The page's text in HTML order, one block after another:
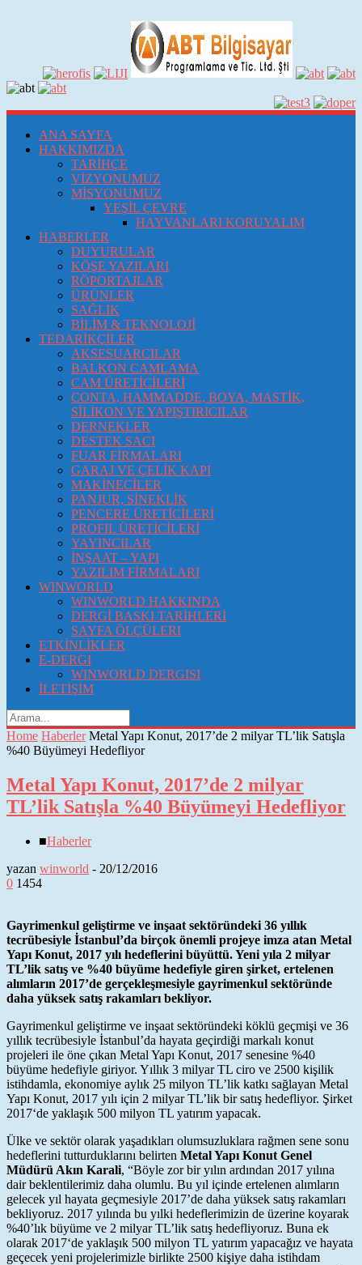
ANA SAYFA
HAKKIMIZDA
TARİHÇE
VİZYONUMUZ
MİSYONUMUZ
YEŞİL ÇEVRE
HAYVANLARI KORUYALIM
HABERLER
DUYURULAR
KÖŞE YAZILARI
RÖPORTAJLAR
ÜRÜNLER
SAĞLIK
BİLİM & TEKNOLOJİ
TEDARİKÇİLER
AKSESUARCILAR
BALKON CAMLAMA
CAM ÜRETİCİLERİ
CONTA, HAMMADDE, BOYA, MASTİK,
SİLİKON VE YAPIŞTIRICILAR
DERNEKLER
DESTEK SACI
FUAR FİRMALARI
GARAJ VE ÇELİK KAPI
MAKİNECİLER
PANJUR, SİNEKLİK
PENCERE ÜRETİCİLERİ
PROFIL ÜRETİCİLERİ
YAYINCILAR
İNŞAAT – YAPI
YAZILIM FİRMALARI
WINWORLD
WINWORLD HAKKINDA
DERGİ BASKI TARİHLERİ
SAYFA ÖLÇÜLERI
ETKİNLİKLER
E-DERGI
WINWORLD DERGISI
İLETİŞİM
Home Haberler Metal Yapı Konut, 2017’de 2 milyar TL’lik Satışla
%40 Büyümeyi Hedefliyor
Metal Yapı Konut, 2017’de 2 milyar
TL’lik Satışla %40 Büyümeyi Hedefliyor
■Haberler
yazan winworld - 20/12/2016
0 1454
Gayrimenkul geliştirme ve inşaat sektöründeki 36 yıllık
tecrübesiyle İstanbul’da birçok önemli projeye imza atan Metal
Yapı Konut, 2017 yılı hedeflerini büyüttü. Yeni yıla 2 milyar
TL’lik satış ve %40 büyüme hedefiyle giren şirket, ertelenen
alımların 2017’de gerçekleşmesiyle gayrimenkul sektöründe
daha yüksek satış rakamları bekliyor.
Gayrimenkul geliştirme ve inşaat sektöründeki köklü geçmişi ve 36
yıllık tecrübesiyle İstanbul’da hayata geçirdiği markalı konut
projeleri ile öne çıkan Metal Yapı Konut, 2017 senesine %40
büyüme hedefiyle giriyor. Yıllık 3 milyar TL ciro ve 2500 kişilik
istihdamla, ekonomiye aylık 25 milyon TL’lik katkı sağlayan Metal
Yapı Konut, 2017 yılı için 2 milyar TL’lik bir satış hedefliyor. Şirket
2017‘de yaklaşık 500 milyon TL yatırım yapacak.
Ülke ve sektör olarak yaşadıkları olumsuzluklara rağmen sene sonu
hedeflerini tutturduklarını belirten Metal Yapı Konut Genel
Müdürü Akın Karali, “Böyle zor bir yılın ardından 2017 yılına
dair beklentilerimiz daha olumlu. Bu yıl içinde ertelenen alımların
gelecek yıl hayata geçmesiyle 2017’de daha yüksek satış rakamları
bekliyoruz. 2017 yılında bu yılki hedeflerimizin de üzerine koyarak
%40’lık büyüme ve 2 milyar TL’lik satış hedefliyoruz. Buna ek
olarak 2017‘de yaklaşık 500 milyon TL yatırım yapacağız ve hayata
geçecek yeni projelerimizle birlikte 2500 kişiye daha istihdam